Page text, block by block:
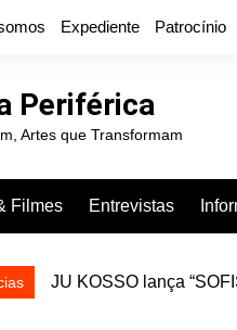
Expediente Patrocínio
Periférica
Artes que Transformam
Filmes Entrevistas
JU KOSSO lança
Projota relança a